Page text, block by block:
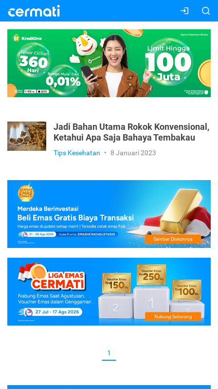
Jadi Bahan Utama Rokok Konvensional,
Ketahui Apa Saja Bahaya Tembakau
Tips Kesehatan • 8 Januari 2023
1